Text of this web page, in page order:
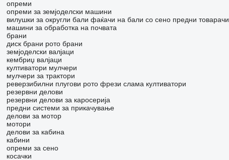
опреми
опреми за земјоделски машини
вилушки за округли бали фаќачи на бали со сено предни товарачи
машини за обработка на почвата
брани
диск брани рото брани
земјоделски валјаци
кембриџ валјаци
култиватори мулчери
мулчери за трактори
реверзибилни плугови рото фрези слама култиватори
резервни делови
резервни делови за каросерија
предни системи за прикачување
делови за мотор
мотори
делови за кабина
кабини
опреми за сено
косачки